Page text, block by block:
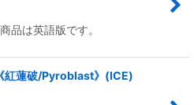
品は英語版です。
紅蓮破/Pyroblast》(ICE)